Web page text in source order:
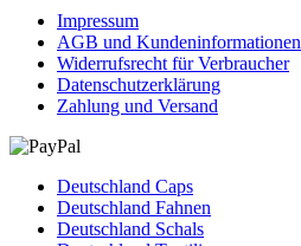
Impressum
AGB und Kundeninformationen
Widerrufsrecht für Verbraucher
Datenschutzerklärung
Zahlung und Versand
Deutschland Caps
Deutschland Fahnen
Deutschland Schals